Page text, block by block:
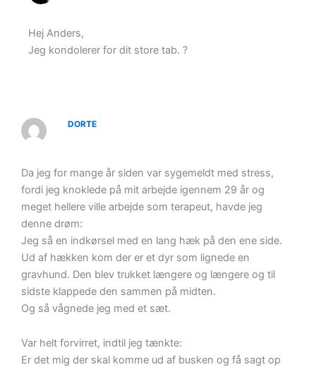
Hej Anders,
Jeg kondolerer for dit store tab. ?
DORTE
Da jeg for mange år siden var sygemeldt med stress,
fordi jeg knoklede på mit arbejde igennem 29 år og
meget hellere ville arbejde som terapeut, havde jeg
denne drøm:
Jeg så en indkørsel med en lang hæk på den ene side.
Ud af hækken kom der er et dyr som lignede en
gravhund. Den blev trukket længere og længere og til
sidste klappede den sammen på midten.
Og så vågnede jeg med et sæt.
Var helt forvirret, indtil jeg tænkte:
Er det mig der skal komme ud af busken og få sagt op